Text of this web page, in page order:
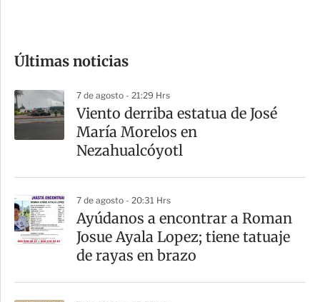
m
r
t
Últimas noticias
7 de agosto - 21:29 Hrs
Viento derriba estatua de José
María Morelos en
Nezahualcóyotl
7 de agosto - 20:31 Hrs
Ayúdanos a encontrar a Roman
Josue Ayala Lopez; tiene tatuaje
de rayas en brazo